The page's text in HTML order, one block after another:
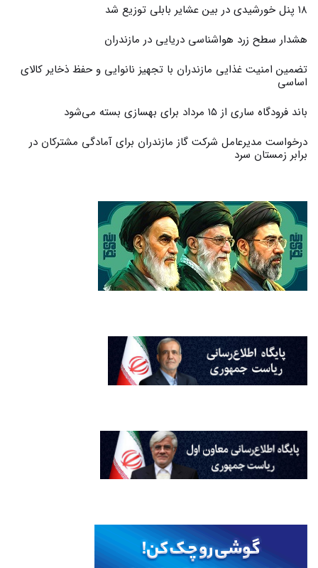
۱۸ پنل خورشیدی در بین عشایر بابلی توزیع شد
هشدار سطح زرد هواشناسی دریایی در مازندران
تضمین امنیت غذایی مازندران با تجهیز نانوایی و حفظ ذخایر کالای
اساسی
باند فرودگاه ساری از ۱۵ مرداد برای بهسازی بسته می‌شود
درخواست مدیرعامل شرکت گاز مازندران برای آمادگی مشترکان در
برابر زمستان سرد